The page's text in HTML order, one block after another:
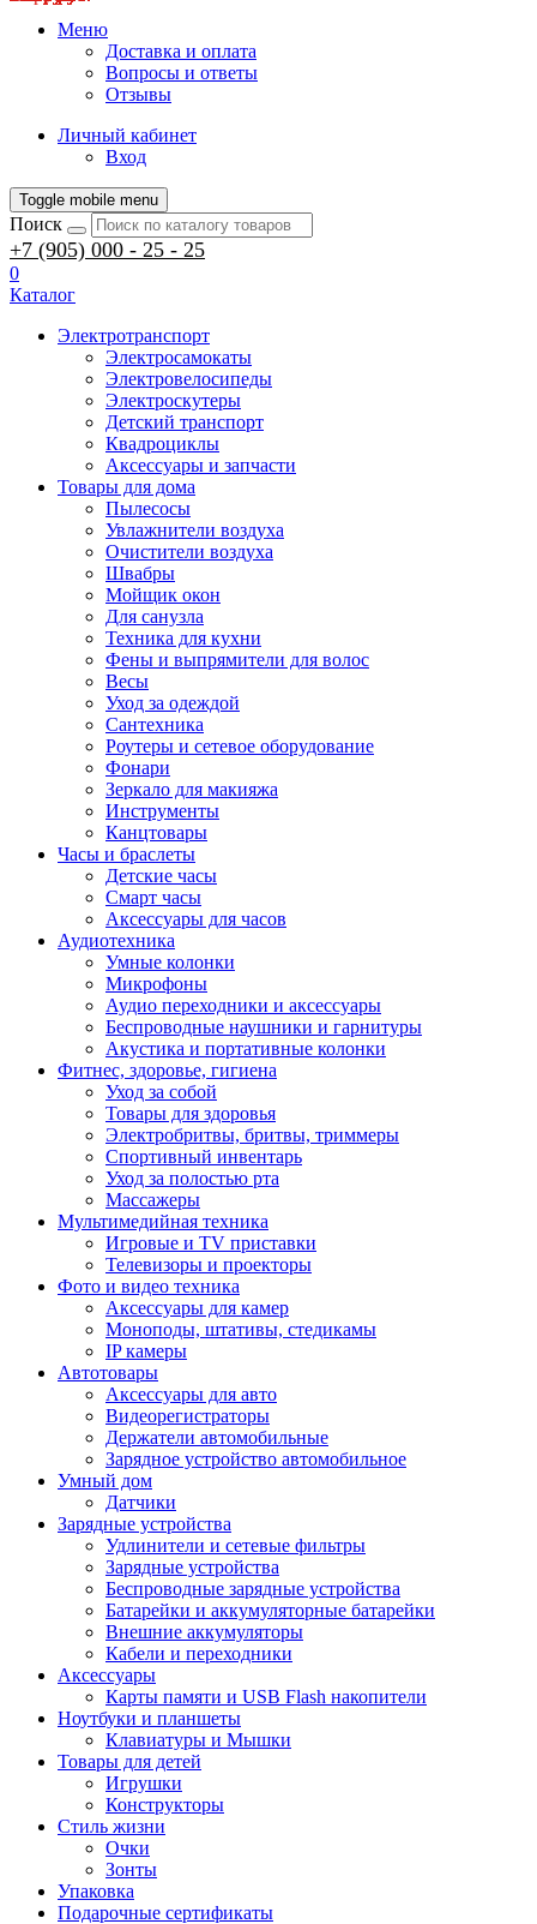
Меню
Доставка и оплата
Вопросы и ответы
Отзывы
Личный кабинет
Вход
Toggle mobile menu
Поиск
+7 (905) 000 - 25 - 25
0
Каталог
Электротранспорт
Электросамокаты
Электровелосипеды
Электроскутеры
Детский транспорт
Квадроциклы
Аксессуары и запчасти
Товары для дома
Пылесосы
Увлажнители воздуха
Очистители воздуха
Швабры
Мойщик окон
Для санузла
Техника для кухни
Фены и выпрямители для волос
Весы
Уход за одеждой
Сантехника
Роутеры и сетевое оборудование
Фонари
Зеркало для макияжа
Инструменты
Канцтовары
Часы и браслеты
Детские часы
Смарт часы
Аксессуары для часов
Аудиотехника
Умные колонки
Микрофоны
Аудио переходники и аксессуары
Беспроводные наушники и гарнитуры
Акустика и портативные колонки
Фитнес, здоровье, гигиена
Уход за собой
Товары для здоровья
Электробритвы, бритвы, триммеры
Спортивный инвентарь
Уход за полостью рта
Массажеры
Мультимедийная техника
Игровые и TV приставки
Телевизоры и проекторы
Фото и видео техника
Аксессуары для камер
Моноподы, штативы, стедикамы
IP камеры
Автотовары
Аксессуары для авто
Видеорегистраторы
Держатели автомобильные
Зарядное устройство автомобильное
Умный дом
Датчики
Зарядные устройства
Удлинители и сетевые фильтры
Зарядные устройства
Беспроводные зарядные устройства
Батарейки и аккумуляторные батарейки
Внешние аккумуляторы
Кабели и переходники
Аксессуары
Карты памяти и USB Flash накопители
Ноутбуки и планшеты
Клавиатуры и Мышки
Товары для детей
Игрушки
Конструкторы
Стиль жизни
Очки
Зонты
Упаковка
Подарочные сертификаты